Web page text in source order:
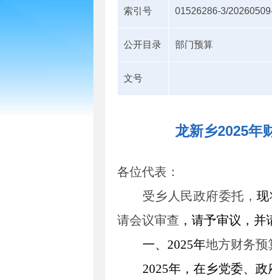
索引号 01526286-3/
公开目录 部门预算
文号
龙新乡2025年
各位代表：
受乡人民政府委托，现
请会议审查 ，请予审议，并
一、 2025年地方财务预
2025年，在乡党委、 政